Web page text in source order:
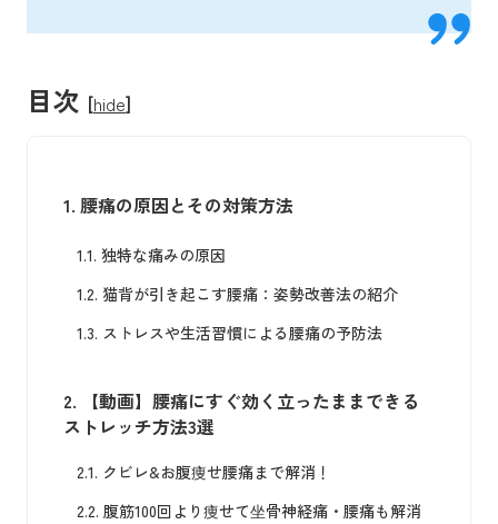
目次 [hide]
1. 腰痛の原因とその対策方法
1.1. 独特な痛みの原因
1.2. 猫背が引き起こす腰痛：姿勢改善法の紹介
1.3. ストレスや生活習慣による腰痛の予防法
2. 【動画】腰痛にすぐ効く立ったままできる
ストレッチ方法3選
2.1. クビレ&お腹痩せ腰痛まで解消！
2.2. 腹筋100回より痩せて坐骨神経痛・腰痛も解消